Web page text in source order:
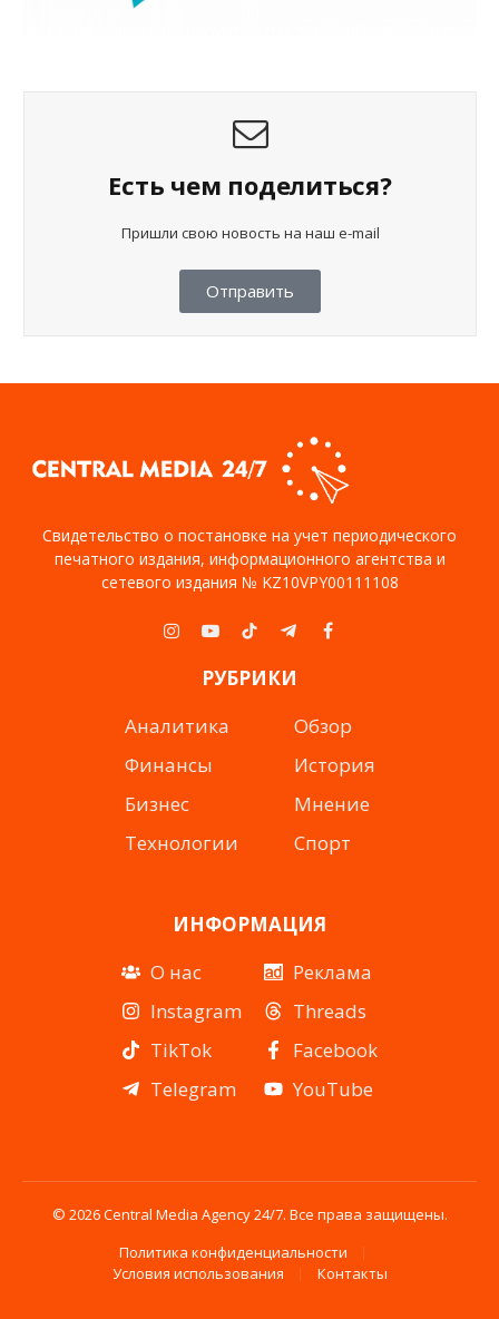
Есть чем поделиться?
Пришли свою новость на наш e-mail
Отправить
Свидетельство о постановке на учет периодического
печатного издания, информационного агентства и
сетевого издания № KZ10VPY00111108
Instagram
YouTubeTikTokTelegramFacebook
РУБРИКИ
Аналитика
Финансы
Бизнес
Технологии
Обзор
История
Мнение
Спорт
ИНФОРМАЦИЯ
О нас
Instagram
TikTok
Telegram
Реклама
Threads
Facebook
YouTube
© 2026 Central Media Agency 24/7. Все права защищены.
Политика конфиденциальности
Условия использования
Контакты